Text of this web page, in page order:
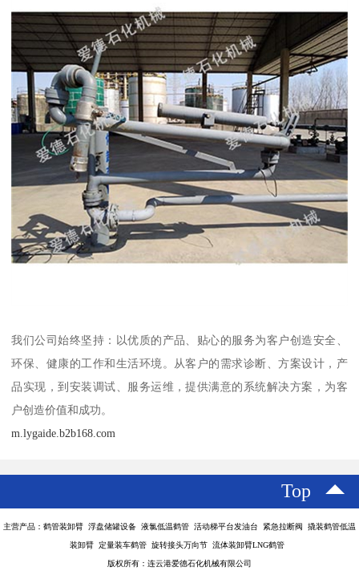
我们公司始终坚持：以优质的产品、贴心的服务为客户创造安全、
环保、健康的工作和生活环境。从客户的需求诊断、方案设计，产
品实现，到安装调试、服务运维，提供满意的系统解决方案，为客
户创造价值和成功。
m.lygaide.b2b168.com
Top
主营产品：鹤管装卸臂 浮盘储罐设备 液氯低温鹤管 活动梯平台发油台 紧急拉断阀 撬装鹤管低温
装卸臂 定量装车鹤管 旋转接头万向节 流体装卸臂LNG鹤管
版权所有：连云港爱德石化机械有限公司